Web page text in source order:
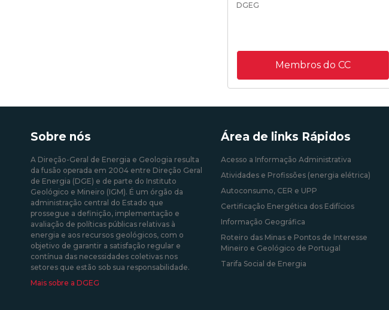
DGEG
Membros do CC
Sobre nós
A Direção-Geral de Energia e Geologia resulta
da fusão operada em 2004 entre Direção Geral
de Energia (DGE) e de parte do Instituto
Geológico e Mineiro (IGM). É um órgão da
administração central do Estado que
prossegue a definição, implementação e
avaliação de políticas públicas relativas à
energia e aos recursos geológicos, com o
objetivo de garantir a satisfação regular e
contínua das necessidades coletivas nos
setores que estão sob sua responsabilidade.
Mais sobre a DGEG
Área de links Rápidos
Acesso a Informação Administrativa
Atividades e Profissões (energia elétrica)
Autoconsumo, CER e UPP
Certificação Energética dos Edifícios
Informação Geográfica
Roteiro das Minas e Pontos de Interesse
Mineiro e Geológico de Portugal
Tarifa Social de Energia